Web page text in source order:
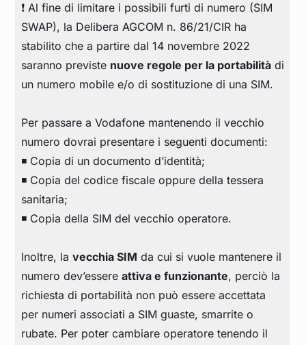
❗ Al fine di limitare i possibili furti di numero (SIM
SWAP), la Delibera AGCOM n. 86/21/CIR ha
stabilito che a partire dal 14 novembre 2022
saranno previste nuove regole per la portabilità di
un numero mobile e/o di sostituzione di una SIM.
Per passare a Vodafone mantenendo il vecchio
numero dovrai presentare i seguenti documenti:
◾ Copia di un documento d’identità;
◾ Copia del codice fiscale oppure della tessera
sanitaria;
◾ Copia della SIM del vecchio operatore.
Inoltre, lavecchia SIM da cui si vuole mantenere il
numero dev’essereattiva e funzionante, perciò la
richiesta di portabilità non può essere accettata
per numeri associati a SIM guaste, smarrite o
rubate. Per poter cambiare operatore tenendo il